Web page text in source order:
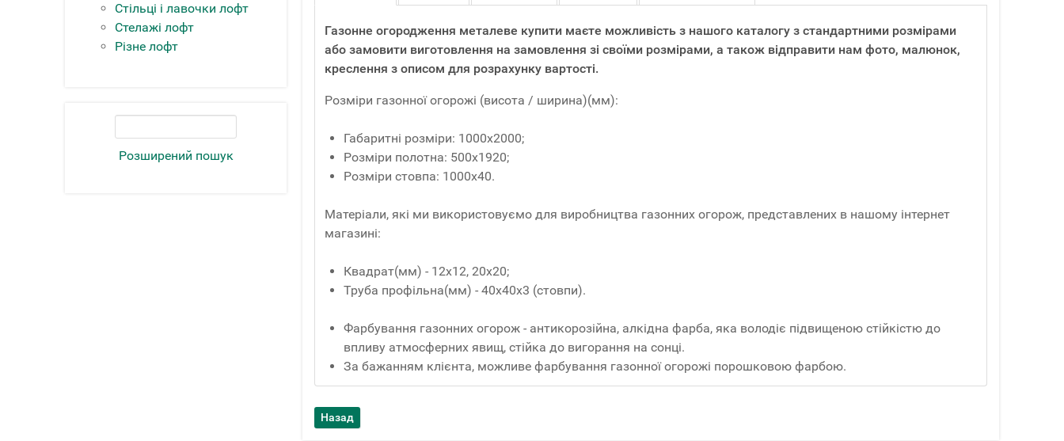
Стільці і лавочки лофт
Стелажі лофт
Різне лофт
Розширений пошук
Газонне огородження металеве купити маєте можливість з нашого каталогу з стандартними розмірами
або замовити виготовлення на замовлення зі своїми розмірами, а також відправити нам фото, малюнок,
креслення з описом для розрахунку вартості.
Розміри газонної огорожі (висота / ширина)(мм):
Габаритні розміри: 1000х2000;
Розміри полотна: 500х1920;
Розміри стовпа: 1000х40.
Матеріали, які ми використовуємо для виробництва газонних огорож, представлених в нашому інтернет
магазині:
Квадрат(мм) - 12x12, 20x20;
Труба профільна(мм) - 40x40x3 (стовпи).
Фарбування газонних огорож - антикорозійна, алкідна фарба, яка володіє підвищеною стійкістю до
впливу атмосферних явищ, стійка до вигорання на сонці.
За бажанням клієнта, можливе фарбування газонної огорожі порошковою фарбою.